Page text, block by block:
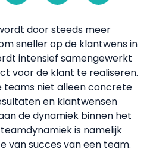
door steeds meer
sneller op de klantwens in
intensief samengewerkt
voor de klant te realiseren.
teams niet alleen concrete
en klantwensen
de dynamiek binnen het
is namelijk
van succes van een team.